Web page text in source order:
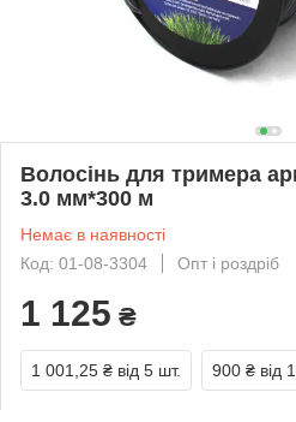
Волосінь для тримера
3.0 мм*300 м
Немає в наявності
Код: 01-08-3304
Опт і роздріб
1 125 ₴
1 001,25 ₴ від 5 шт. 900 ₴ від